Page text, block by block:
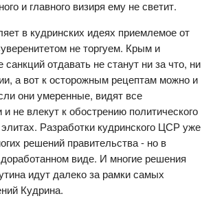
и главного визиря ему не светит.
в кудринских идеях приемлемое от
не торгуем. Крым и
санкций отдавать не станут ни за что, ни
а вот к осторожным рецептам можно и
они умеренные, видят все
и не влекут к обострению политического
Разработки кудринского ЦСР уже
решений правительства - но в
виде. И многие решения
идут далеко за рамки самых
Кудрина.